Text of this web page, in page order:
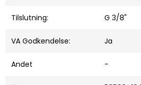
Tilslutning: G 3/8"
VA Godkendelse: Ja
Andet -